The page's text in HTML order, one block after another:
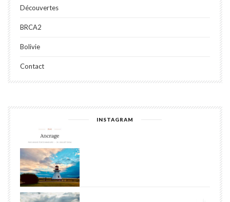
Découvertes
BRCA2
Bolivie
Contact
INSTAGRAM